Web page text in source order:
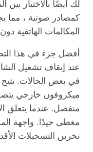
لك أيضًا بالاختيار بين
كمصادر صوتية ،
المكالمات الهاتفية
أفضل جزء في هذا
عند إيقاف تشغيل
في بعض الحالات. يتيح
منفصل. عندما يتعلق
مغطى جيدًا. واجهة
تخزين التسجيلات